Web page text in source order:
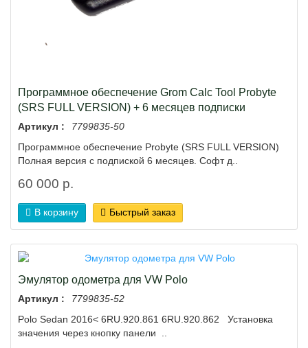
Программное обеспечение Grom Calc Tool Probyte
(SRS FULL VERSION) + 6 месяцев подписки
Артикул :
7799835-50
Программное обеспечение Probyte (SRS FULL VERSION)
Полная версия с подпиской 6 месяцев. Софт д..
60 000 р.
В корзину Быстрый заказ
Эмулятор одометра для VW Polo
Артикул :
7799835-52
Polo Sedan 2016< 6RU.920.861 6RU.920.862 Установка
значения через кнопку панели ..